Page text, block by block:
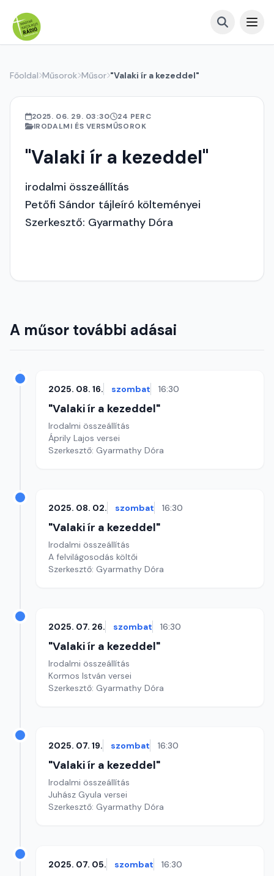
Főoldal Műsorok Műsor "Valaki ír a kezeddel"
2025. 06. 29. 03:30
24 PERC
IRODALMI ÉS VERSMŰSOROK
"Valaki ír a kezeddel"
irodalmi összeállítás
Petőfi Sándor tájleíró költeményei
Szerkesztő: Gyarmathy Dóra
A műsor további adásai
2025. 08. 16. szombat 16:30
"Valaki ír a kezeddel"
Irodalmi összeállítás
Áprily Lajos versei
Szerkesztő: Gyarmathy Dóra
2025. 08. 02. szombat 16:30
"Valaki ír a kezeddel"
Irodalmi összeállítás
A felvilágosodás költői
Szerkesztő: Gyarmathy Dóra
2025. 07. 26. szombat 16:30
"Valaki ír a kezeddel"
Irodalmi összeállítás
Kormos István versei
Szerkesztő: Gyarmathy Dóra
2025. 07. 19. szombat 16:30
"Valaki ír a kezeddel"
Irodalmi összeállítás
Juhász Gyula versei
Szerkesztő: Gyarmathy Dóra
2025. 07. 05. szombat 16:30